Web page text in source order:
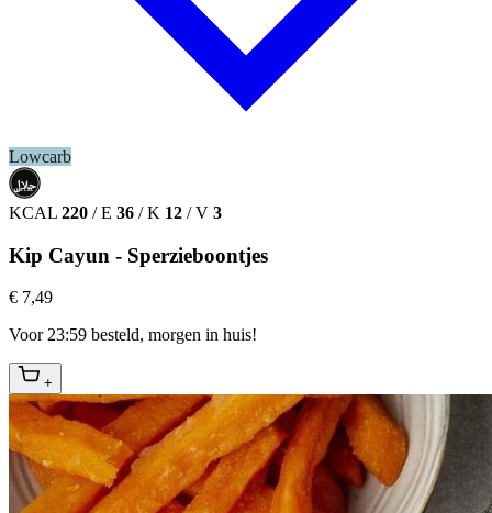
Lowcarb
حلال
HALAL
KCAL 220 / E 36 / K 12 / V 3
Kip Cayun - Sperzieboontjes
€ 7,49
Voor 23:59 besteld, morgen in huis!
+